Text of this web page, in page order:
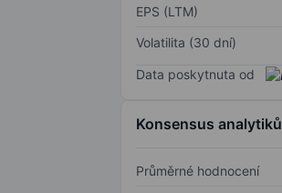
EPS (LTM)
Volatilita (30 dní)
Data poskytnuta od
Konsensus analytiků
Průměrné hodnocení